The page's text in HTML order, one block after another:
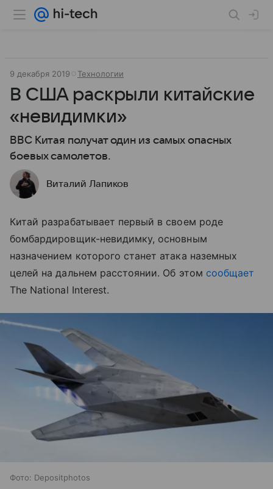
9 декабря 2019 Технологии
В США раскрыли китайские
«невидимки»
ВВС Китая получат один из самых опасных
боевых самолетов.
Виталий Лапиков
Китай разрабатывает первый в своем роде
бомбардировщик-невидимку, основным
назначением которого станет атака наземных
целей на дальнем расстоянии. Об этом сообщает
The National Interest.
Фото: Depositphotos